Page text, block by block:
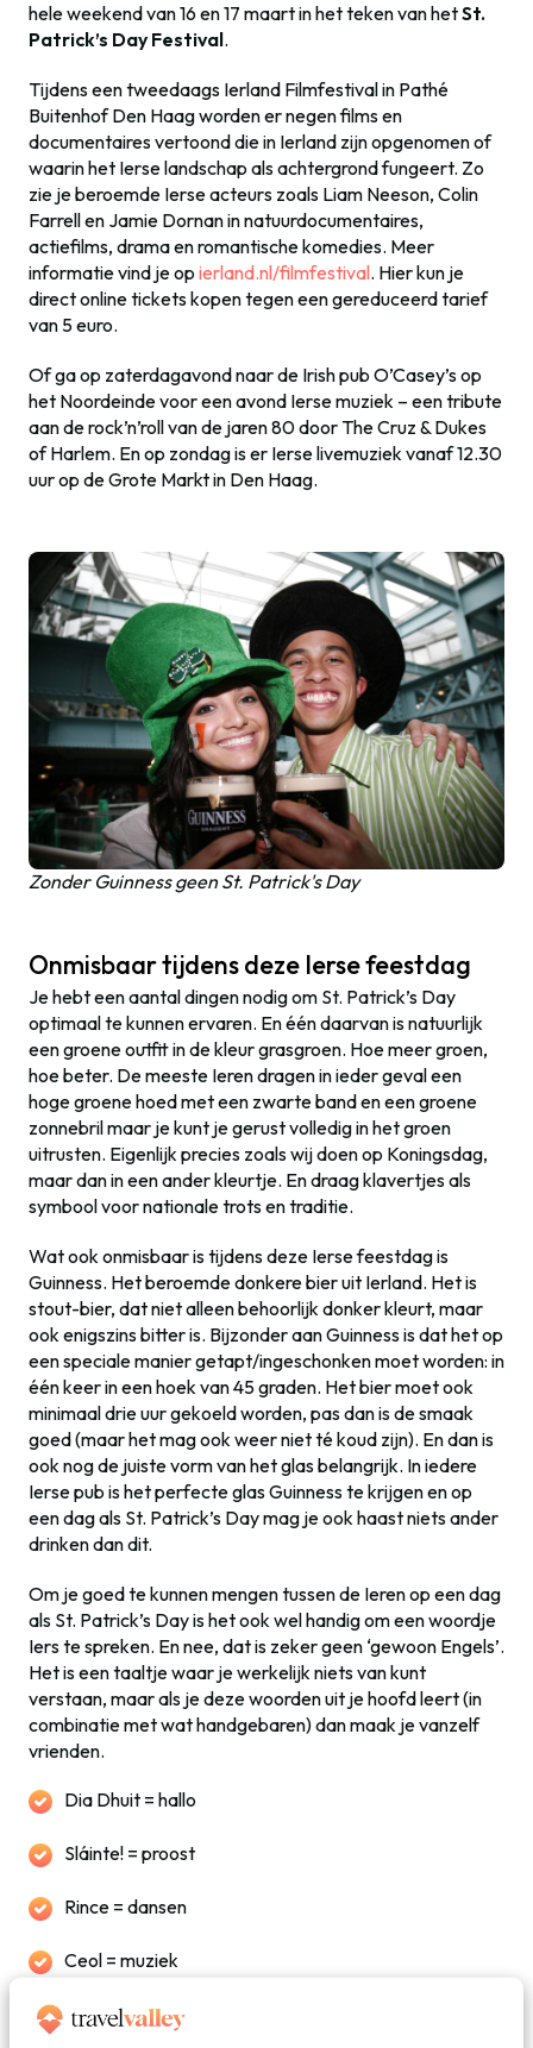
hele weekend van 16 en 17 maart in het teken van hetSt.
Patrick’s Day Festival.
Tijdens een tweedaags Ierland Filmfestival in Pathé
Buitenhof Den Haag worden er negen films en
documentaires vertoond die in Ierland zijn opgenomen of
waarin het Ierse landschap als achtergrond fungeert. Zo
zie je beroemde Ierse acteurs zoals Liam Neeson, Colin
Farrell en Jamie Dornan in natuurdocumentaires,
actiefilms, drama en romantische komedies. Meer
informatie vind je op ierland.nl/filmfestival. Hier kun je
direct online tickets kopen tegen een gereduceerd tarief
van 5 euro.
Of ga op zaterdagavond naar de Irish pub O’Casey’s op
het Noordeinde voor een avond Ierse muziek – een tribute
aan de rock’n’roll van de jaren 80 door The Cruz & Dukes
of Harlem. En op zondag is er Ierse livemuziek vanaf 12.30
uur op de Grote Markt in Den Haag.
Zonder Guinness geen St. Patrick's Day
Onmisbaar tijdens deze Ierse feestdag
Je hebt een aantal dingen nodig om St. Patrick’s Day
optimaal te kunnen ervaren. En één daarvan is natuurlijk
een groene outfit in de kleur grasgroen. Hoe meer groen,
hoe beter. De meeste Ieren dragen in ieder geval een
hoge groene hoed met een zwarte band en een groene
zonnebril maar je kunt je gerust volledig in het groen
uitrusten. Eigenlijk precies zoals wij doen op Koningsdag,
maar dan in een ander kleurtje. En draag klavertjes als
symbool voor nationale trots en traditie.
Wat ook onmisbaar is tijdens deze Ierse feestdag is
Guinness. Het beroemde donkere bier uit Ierland. Het is
stout-bier, dat niet alleen behoorlijk donker kleurt, maar
ook enigszins bitter is. Bijzonder aan Guinness is dat het op
een speciale manier getapt/ingeschonken moet worden: in
één keer in een hoek van 45 graden. Het bier moet ook
minimaal drie uur gekoeld worden, pas dan is de smaak
goed (maar het mag ook weer niet té koud zijn). En dan is
ook nog de juiste vorm van het glas belangrijk. In iedere
Ierse pub is het perfecte glas Guinness te krijgen en op
een dag als St. Patrick’s Day mag je ook haast niets ander
drinken dan dit.
Om je goed te kunnen mengen tussen de Ieren op een dag
als St. Patrick’s Day is het ook wel handig om een woordje
Iers te spreken. En nee, dat is zeker geen ‘gewoon Engels’.
Het is een taaltje waar je werkelijk niets van kunt
verstaan, maar als je deze woorden uit je hoofd leert (in
combinatie met wat handgebaren) dan maak je vanzelf
vrienden.
Dia Dhuit = hallo
Sláinte! = proost
Rince = dansen
Ceol = muziek